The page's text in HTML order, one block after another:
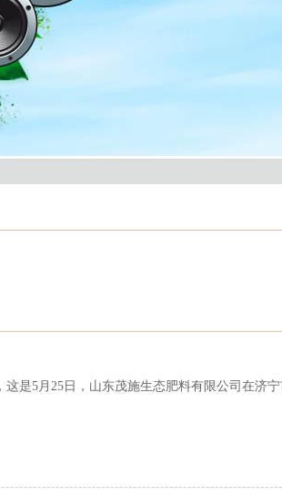
是5月25日，山东茂施生态肥料有限公司在济